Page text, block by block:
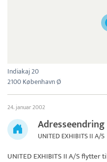
Indiakaj 20
2100 København Ø
24. januar 2002
Adresseendring
UNITED EXHIBITS II A/S
UNITED EXHIBITS II A/Sflytter